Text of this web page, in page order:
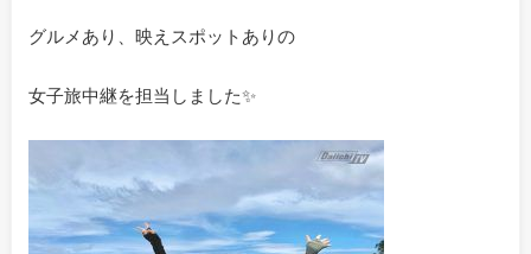
グルメあり、映えスポットありの
女子旅中継を担当しました✨